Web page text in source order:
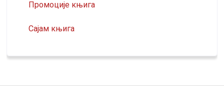
Промоције књига
Сајам књига